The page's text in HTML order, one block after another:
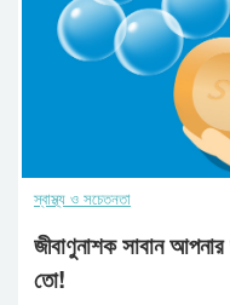
স্বাস্থ্য ও সচেতনতা
জীবাণুনাশক সাবান
তো!